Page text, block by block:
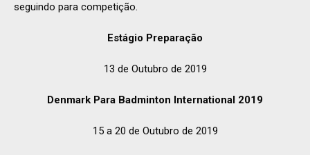
seguindo para competição.
Estágio Preparação
13 de Outubro de 2019
Denmark Para Badminton International 2019
15 a 20 de Outubro de 2019